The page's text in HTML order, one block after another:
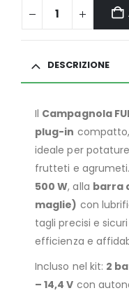
DESCRIZIONE
Il Campagnola
plug-in
ideale per
frutteti e
500 W, alla barra
maglie) con
tagli precisi e
efficienza e
Incluso nel kit: 2
– 14,4 V con